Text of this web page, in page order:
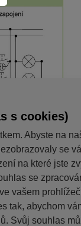
s cookies)
Abyste na
se
na které jste
se
vašem
tak, abychom
Svůj souhlas